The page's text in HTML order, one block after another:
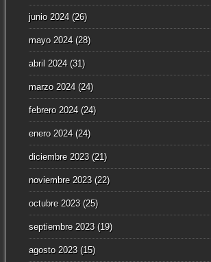
junio 2024(26)
mayo 2024(28)
abril 2024(31)
marzo 2024(24)
febrero 2024(24)
enero 2024(24)
diciembre 2023(21)
noviembre 2023(22)
octubre 2023(25)
septiembre 2023(19)
agosto 2023(15)